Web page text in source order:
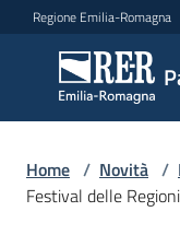
Vai al contenuto
Vai alla navigazione
Vai al footer
Regione Emilia-Romagna
Argomenti
Home / Novità /
Festival delle